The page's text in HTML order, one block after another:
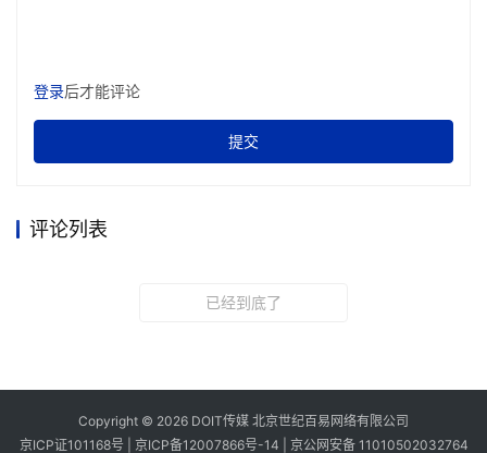
登录后才能评论
提交
评论列表
已经到底了
Copyright © 2026 DOIT传媒 北京世纪百易网络有限公司
京ICP证101168号 | 京ICP备12007866号-14 京公网安备 11010502032764